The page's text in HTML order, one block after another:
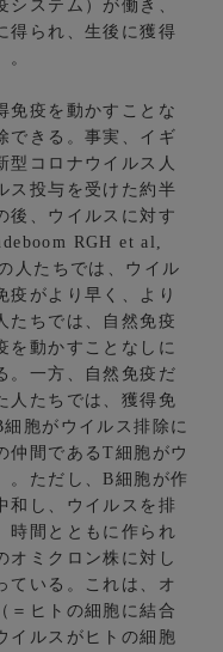
ステム）が働き、
得られ、生後に獲得
疫を動かすことな
できる。事実、イギ
型コロナウイルス人
ス投与を受けた約半
後、ウイルスに対す
RGH et al,
人たちでは、ウイル
疫がより早く、より
たちでは、自然免疫
を動かすことなしに
。一方、自然免疫だ
人たちでは、獲得免
胞がウイルス排除に
仲間であるT細胞がウ
。ただし、B細胞が作
和し、ウイルスを排
時間とともに作られ
オミクロン株に対し
ている。これは、オ
＝ヒトの細胞に結合
イルスがヒトの細胞